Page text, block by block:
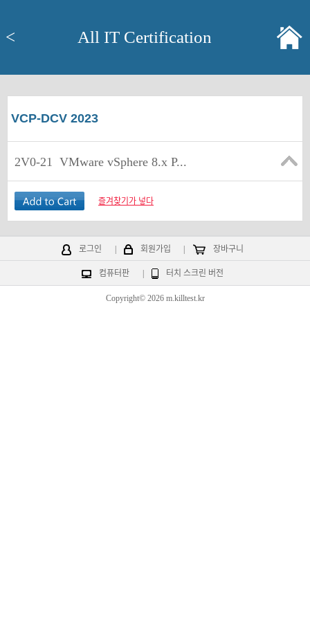
< All IT Certification
VCP-DCV 2023
2V0-21 VMware vSphere 8.x P...
즐겨찾기가 넣다
로그인 회원가입 장바구니
컴퓨터판 터치 스크린 버전
Copyright© 2026 m.killtest.kr